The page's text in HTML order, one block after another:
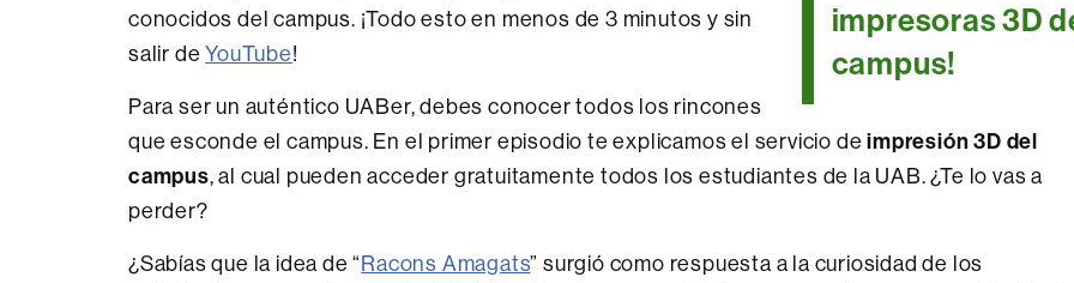
impresoras 3D
campus!
conocidos del campus. ¡Todo esto en menos de 3 minutos y sin
salir deYouTube!
Para ser un auténtico UABer, debes conocer todos los rincones
que esconde el campus. En el primer episodio te explicamos el servicio deimpresión 3D del
campus, al cual pueden acceder gratuitamente todos los estudiantes de la UAB. ¿Te lo vas a
perder?
¿Sabías que la idea de “ Racons Amagats” surgió como respuesta a la curiosidad de los